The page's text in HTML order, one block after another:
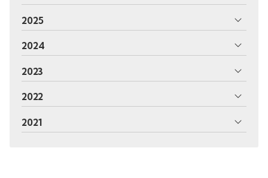
2025
2024
2023
2022
2021